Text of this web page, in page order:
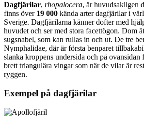
Dagfjärilar, rhopalocera, är huvudsakligen
finns över 19 000 kända arter dagfjärilar i
Sverige. Dagfjärilarna känner dofter med
huvudet och ser med stora facettögon. Dom
sugsnabel, som kan rullas in och ut. De tre
Nymphalidae, där är första benparet
slanka kroppens undersida och på ovansidan
brett triangulära vingar som när de vilar är
ryggen.
Exempel på dagfjärilar